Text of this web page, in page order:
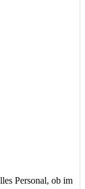
Personal, ob im